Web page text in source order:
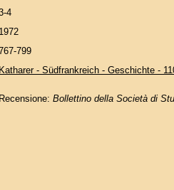
4
1972
799
Katharer - Südfrankreich - Geschichte -
Recensione: Bollettino della Società di